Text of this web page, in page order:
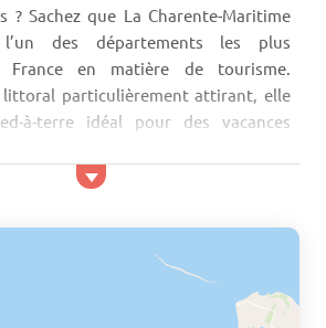
? Sachez que La Charente-Maritime
des départements les plus
France en matière de tourisme.
littoral particulièrement attirant, elle
à-terre idéal pour des vacances
d'être dans un tout autre
de votre séjour, optez pour